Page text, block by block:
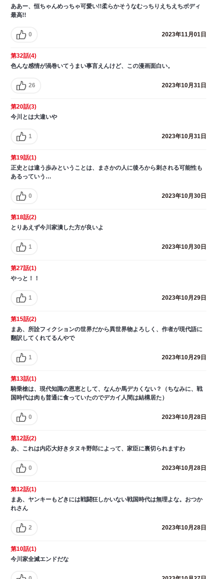
ああー、恒ちゃんめっちゃ可愛い!!柔らかそうなむっちりえちえちボディ
最高!!
0 2023年11月01日
第32話(4)
色んな感情が渦巻いてうまい事言えんけど、この漫画面白い。
26 2023年10月31日
第20話(3)
今川とは大違いや
1 2023年10月31日
第19話(1)
正史とは違う歩みということは、まさかの人に後ろから刺される可能性も
あるっていう…
0 2023年10月30日
第18話(2)
とりあえず今川家潰した方が良いよ
1 2023年10月30日
第27話(1)
やっと！！
1 2023年10月29日
第15話(2)
まあ、所詮フィクションの世界だから異世界物よろしく、作者が現代語に
翻訳してくれてるんやで
1 2023年10月29日
第13話(1)
騎乗槍は、現代知識の恩恵として、なんか馬デカくない？（ちなみに、戦
国時代は肉も普通に食っていたのでデカイ人間は結構居た）
0 2023年10月28日
第12話(2)
あ、これは内応大好きタヌキ野郎によって、家臣に裏切られますわ
0 2023年10月28日
第12話(1)
まあ、ヤンキーもどきには戦闘狂しかいない戦国時代は無理よな。おつか
れさん
2 2023年10月28日
第10話(1)
今川家全滅エンドだな